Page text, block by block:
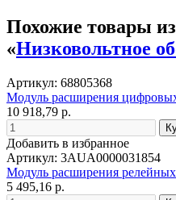
Похожие товары
«Низковольтное
Артикул: 68805368
Модуль расширения
10 918,79 р.
Добавить в избранное
Артикул: 3AUA0000031854
Модуль расширения
5 495,16 р.